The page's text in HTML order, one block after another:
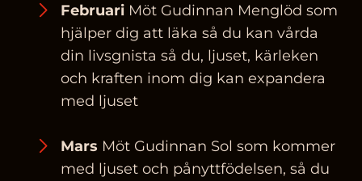
Februari Möt Gudinnan Menglöd som
hjälper dig att läka så du kan vårda
din livsgnista så du, ljuset, kärleken
och kraften inom dig kan expandera
med ljuset
Mars Möt Gudinnan Sol som kommer
med ljuset och pånyttfödelsen, så du